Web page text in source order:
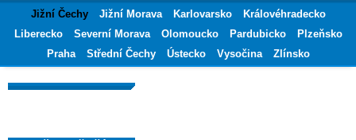
Jižní Čechy Jižní Morava Karlovarsko
Královéhradecko
Liberecko
Severní Morava Olomoucko Pardubicko
Plzeňsko
Praha
Střední Čechy Ústecko Vysočina Zlínsko